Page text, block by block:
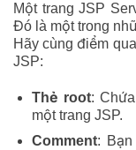
Một trang JSP
Đó là một trong
Hãy cùng điểm
JSP:
Thẻ root:
một trang JSP.
Comment: